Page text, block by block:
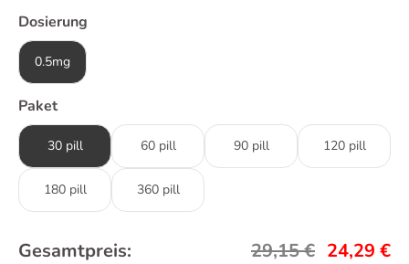
Dosierung
0.5mg
Paket
30 pill 60 pill 90 pill 120 pill
180 pill 360 pill
Gesamtpreis: 29,15€ 24,29 €